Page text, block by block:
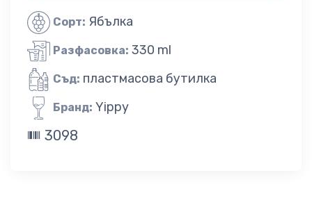
Сорт: Ябълка
Разфасовка: 330 ml
Съд: пластмасова бутилка
Бранд: Yippy
3098